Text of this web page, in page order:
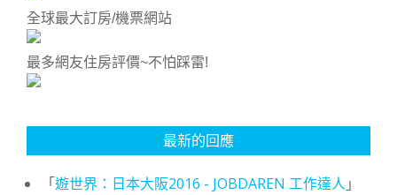
全球最大訂房/機票網站
最多網友住房評價~不怕踩雷!
最新的回應
「遊世界：日本大阪2016 - JOBDAREN 工作達人 」